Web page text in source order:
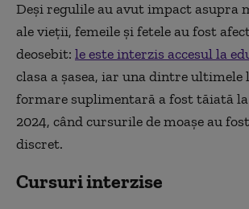
Deşi regulile au avut impact asupra
ale vieţii, femeile şi fetele au fost
deosebit: le este interzis accesul la
clasa a şasea, iar una dintre ultimele
formare suplimentară a fost tăiată
2024, când cursurile de moaşe au
discret.
Cursuri interzise